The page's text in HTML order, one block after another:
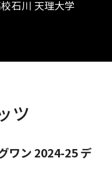
石川 天理大学
ツ
ワン 2024-25 デ